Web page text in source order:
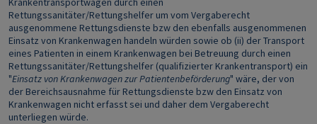
Rettungssanitäter/Rettungshelfer um vom Vergaberecht
ausgenommene Rettungsdienste bzw den ebenfalls ausgenommenen
Einsatz von Krankenwagen handeln würden sowie ob (ii) der Transport
eines Patienten in einem Krankenwagen bei Betreuung durch einen
Rettungssanitäter/Rettungshelfer (qualifizierter Krankentransport) ein
"Einsatz von Krankenwagen zur Patientenbeförderung" wäre, der von
der Bereichsausnahme für Rettungsdienste bzw den Einsatz von
Krankenwagen nicht erfasst sei und daher dem Vergaberecht
unterliegen würde.